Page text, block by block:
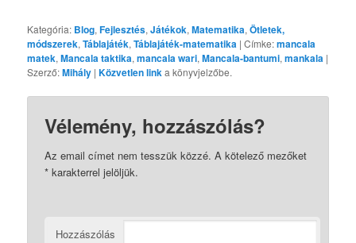
Kategória: Blog,Fejlesztés,Játékok,Matematika,Ötletek,
módszerek,Táblajáték,Táblajáték-matematika | Címke:mancala
matek,Mancala taktika,mancala wari,Mancala-bantumi,mankala |
Szerző:Mihály |Közvetlen linka könyvjelzőbe.
Vélemény, hozzászólás?
Az email címet nem tesszük közzé. A kötelező mezőket
* karakterrel jelöljük.
Hozzászólás